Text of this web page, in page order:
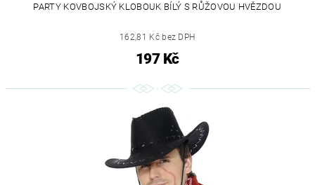
PARTY KOVBOJSKÝ KLOBOUK BÍLÝ S RŮŽOVOU HVĚZDOU
162,81 Kč bez DPH
197 Kč